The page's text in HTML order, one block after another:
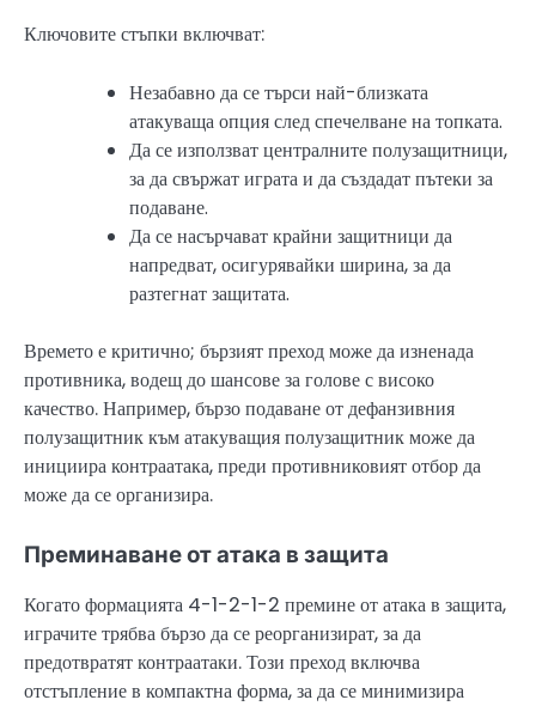
Ключовите стъпки включват:
Незабавно да се търси най-близката
атакуваща опция след спечелване на топката.
Да се използват централните полузащитници,
за да свържат играта и да създадат пътеки за
подаване.
Да се насърчават крайни защитници да
напредват, осигурявайки ширина, за да
разтегнат защитата.
Времето е критично; бързият преход може да изненада
противника, водещ до шансове за голове с високо
качество. Например, бързо подаване от дефанзивния
полузащитник към атакуващия полузащитник може да
инициира контраатака, преди противниковият отбор да
може да се организира.
Преминаване от атака в защита
Когато формацията 4-1-2-1-2 премине от атака в защита,
играчите трябва бързо да се реорганизират, за да
предотвратят контраатаки. Този преход включва
отстъпление в компактна форма, за да се минимизира